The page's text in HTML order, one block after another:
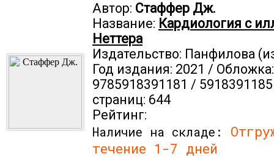
Автор: Стаффер Дж.
Название: Кардиология с
Неттера
Издательство: Панфилова
Год издания: 2021 /
9785918391181 /
страниц: 644
Рейтинг:
Наличие на складе:
течение 1-7 дней